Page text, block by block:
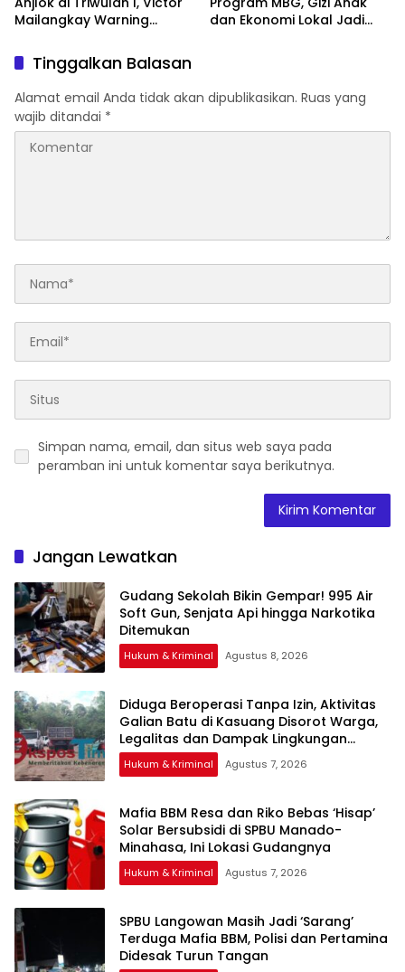
Mailangkay Warning
dan Ekonomi Lokal Jadi
Tinggalkan Balasan
Alamat email Anda tidak akan dipublikasikan. Ruas yang
wajib ditandai *
Simpan nama, email, dan situs web saya pada
peramban ini untuk komentar saya berikutnya.
Jangan Lewatkan
Gudang Sekolah Bikin Gempar! 995 Air
Soft Gun, Senjata Api hingga Narkotika
Ditemukan
Hukum & Kriminal Agustus 8, 2026
Diduga Beroperasi Tanpa Izin, Aktivitas
Galian Batu di Kasuang Disorot Warga,
Legalitas dan Dampak Lingkungan
Dipertanyakan
Hukum & Kriminal Agustus 7, 2026
Mafia BBM Resa dan Riko Bebas ‘Hisap’
Solar Bersubsidi di SPBU Manado-
Minahasa, Ini Lokasi Gudangnya
Hukum & Kriminal Agustus 7, 2026
SPBU Langowan Masih Jadi ‘Sarang’
Terduga Mafia BBM, Polisi dan Pertamina
Didesak Turun Tangan